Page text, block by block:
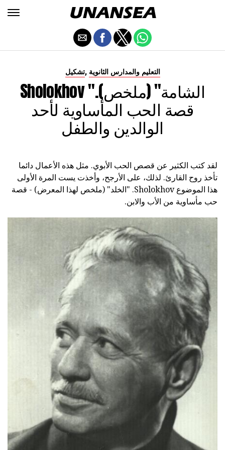
تشكيل, التعليم والمدارس الثانوية
Sholokhov "الشامة" (ملخص).
قصة الحب المأساوية لأحد
الوالدين والطفل
لقد كتب الكثير عن قصص الحب الأبوي. مثل هذه الأعمال دائما
تأخذ روح القارئ. لذلك، على الأرجح، وأخذت يست المرة الأولى
هذا الموضوع Sholokhov. "الخلد" (ملخص لهذا المعرض) - قصة
حب مأساوية من الأب والابن.